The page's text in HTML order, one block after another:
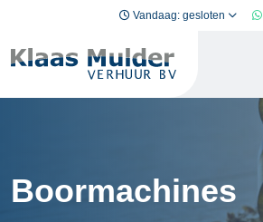
Vandaag: gesloten
Boormachines